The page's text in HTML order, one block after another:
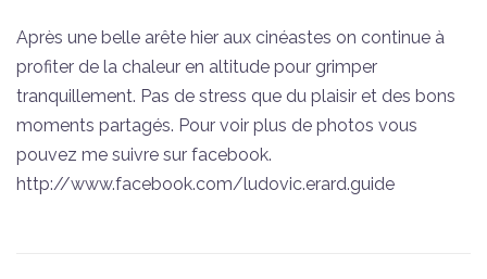
Après une belle arête hier aux cinéastes on continue à
profiter de la chaleur en altitude pour grimper
tranquillement. Pas de stress que du plaisir et des bons
moments partagés. Pour voir plus de photos vous
pouvez me suivre sur facebook.
http://www.facebook.com/ludovic.erard.guide